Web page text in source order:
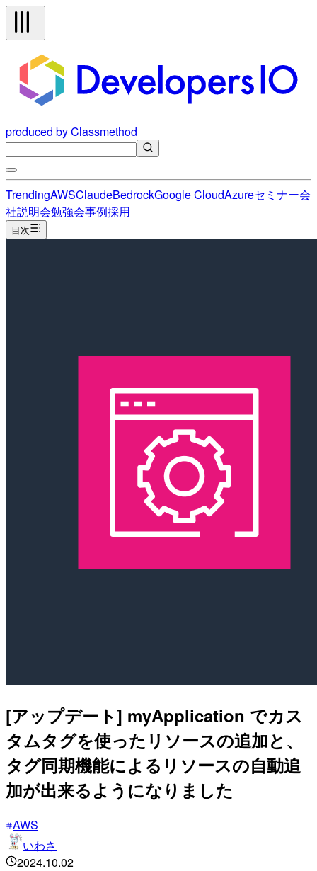
produced by Classmethod
TrendingAWSClaudeBedrockGoogle CloudAzureセミナー会
社説明会勉強会事例採用
目次
[アップデート] myApplication でカス
タムタグを使ったリソースの追加と、
タグ同期機能によるリソースの自動追
加が出来るようになりました
AWS
いわさ
2024.10.02